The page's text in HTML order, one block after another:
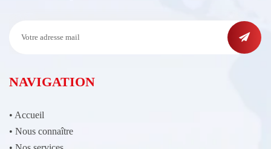
NAVIGATION
• Accueil
• Nous connaître